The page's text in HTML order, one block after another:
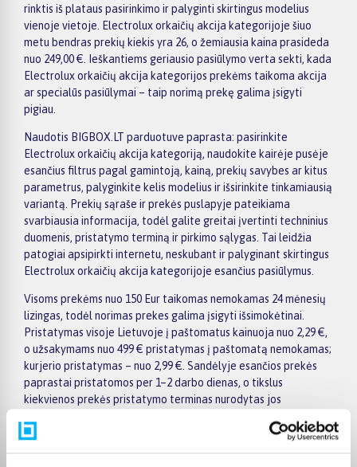
rinktis iš plataus pasirinkimo ir palyginti skirtingus modelius
vienoje vietoje. Electrolux orkaičių akcija kategorijoje šiuo
metu bendras prekių kiekis yra 26, o žemiausia kaina prasideda
nuo 249,00 €. Ieškantiems geriausio pasiūlymo verta sekti, kada
Electrolux orkaičių akcija kategorijos prekėms taikoma akcija
ar specialūs pasiūlymai – taip norimą prekę galima įsigyti
pigiau.
Naudotis BIGBOX.LT parduotuve paprasta: pasirinkite
Electrolux orkaičių akcija kategoriją, naudokite kairėje pusėje
esančius filtrus pagal gamintoją, kainą, prekių savybes ar kitus
parametrus, palyginkite kelis modelius ir išsirinkite tinkamiausią
variantą. Prekių sąraše ir prekės puslapyje pateikiama
svarbiausia informacija, todėl galite greitai įvertinti techninius
duomenis, pristatymo terminą ir pirkimo sąlygas. Tai leidžia
patogiai apsipirkti internetu, neskubant ir palyginant skirtingus
Electrolux orkaičių akcija kategorijoje esančius pasiūlymus.
Visoms prekėms nuo 150 Eur taikomas nemokamas 24 mėnesių
lizingas, todėl norimas prekes galima įsigyti išsimokėtinai.
Pristatymas visoje Lietuvoje į paštomatus kainuoja nuo 2,29 €,
o užsakymams nuo 499 € pristatymas į paštomatą nemokamas;
kurjerio pristatymas – nuo 2,99 €. Sandėlyje esančios prekės
paprastai pristatomos per 1–2 darbo dienas, o tikslus
kiekvienos prekės pristatymo terminas nurodytas jos
Tinkamą prekę iš Electrolux orkaičių akcija kategorijos